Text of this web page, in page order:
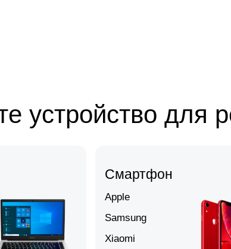
устройство для
Смартфон
Apple
Samsung
Xiaomi